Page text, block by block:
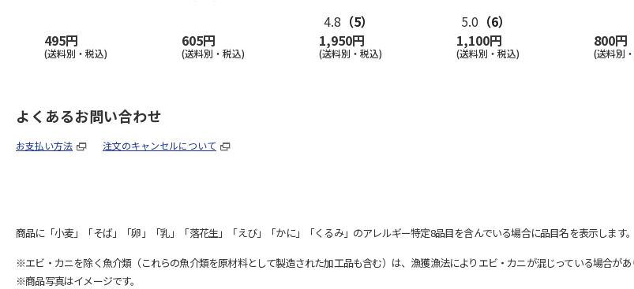
495円
(送料別・税込)
605円
(送料別・税込)
4.8 （5）
1,950円
(送料別・税込)
5.0 （6）
1,100円
(送料別・税込)
800円
(送料別
よくあるお問い合わせ
お支払い方法 注文のキャンセルについて
商品に「小麦」「そば」「卵」「乳」「落花生」「えび」「かに」「くるみ」のアレルギー特定8品目を含んでいる場合に品目名を表示します。
※エビ・カニを除く魚介類（これらの魚介類を原材料として製造された加工品も含む）は、漁獲漁法によりエビ・カニが混じっている場合が
※商品写真はイメージです。